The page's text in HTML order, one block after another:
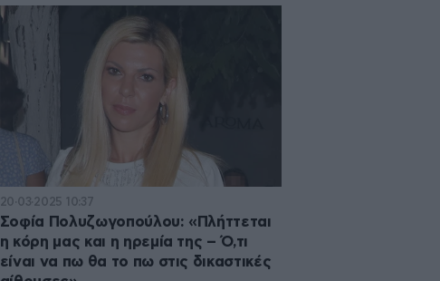
20·03·2025 10:37
Σοφία Πολυζωγοπούλου: «Πλήττεται
η κόρη μας και η ηρεμία της – Ό,τι
είναι να πω θα το πω στις δικαστικές